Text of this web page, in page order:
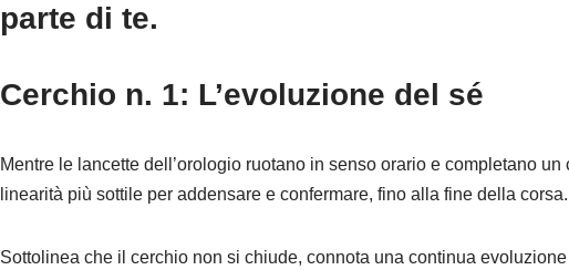
parte di te.
Cerchio n. 1: L’evoluzione del sé
Mentre le lancette dell’orologio ruotano in senso orario e completano
linearità più sottile per addensare e confermare, fino alla fine della corsa.
Sottolinea che il cerchio non si chiude, connota una continua